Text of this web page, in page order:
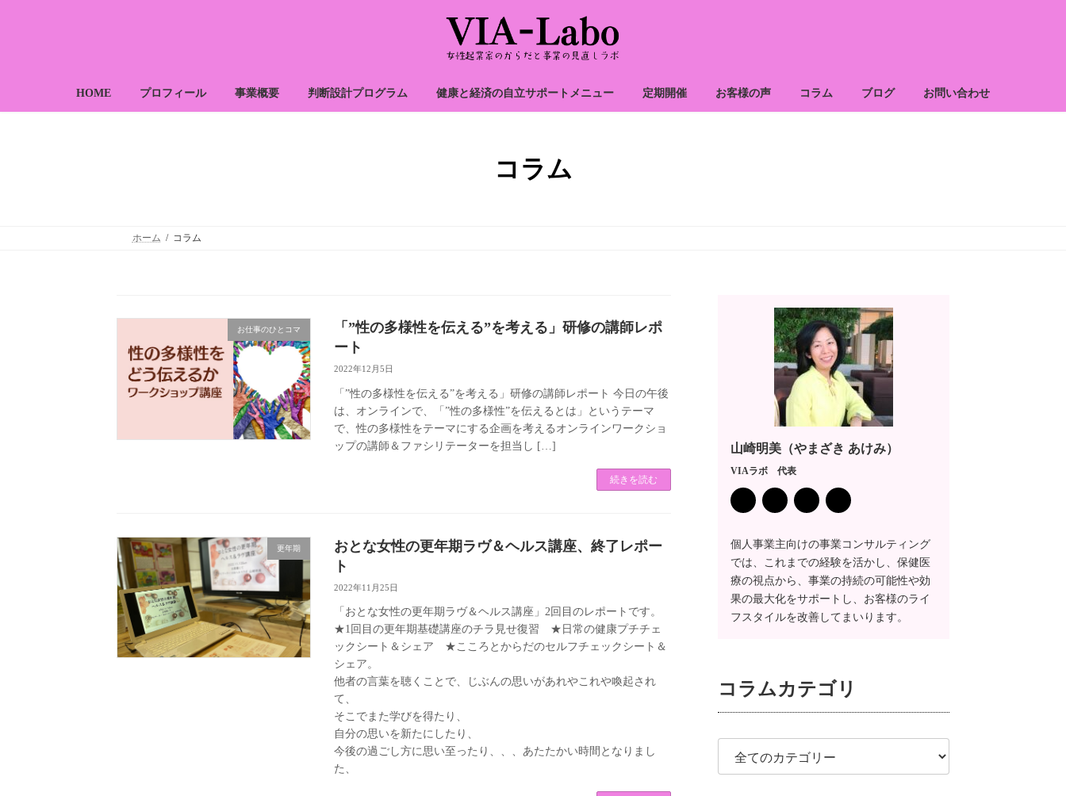
HOME プロフィール 事業概要 判断設計プログラム 健康と経済の自立サポートメニュー 定期開催 お客様の声 コラム ブログ お問い合わせ
コラム
ホーム コラム
お仕事のひとコマ
「”性の多様性を伝える”を考える」研修の講師レポ
ート
2022年12月5日
「”性の多様性を伝える”を考える」研修の講師レポート 今日の午後
は、オンラインで、「”性の多様性”を伝えるとは」というテーマ
で、性の多様性をテーマにする企画を考えるオンラインワークショ
ップの講師＆ファシリテーターを担当し […]
続きを読む
更年期
おとな女性の更年期ラヴ＆ヘルス講座、終了レポー
ト
2022年11月25日
「おとな女性の更年期ラヴ＆ヘルス講座」2回目のレポートです。
★1回目の更年期基礎講座のチラ見せ復習 ★日常の健康プチチェ
ックシート＆シェア ★こころとからだのセルフチェックシート＆
シェア。
他者の言葉を聴くことで、じぶんの思いがあれやこれや喚起され
て、
そこでまた学びを得たり、
自分の思いを新たにしたり、
今後の過ごし方に思い至ったり、、、あたたかい時間となりまし
た、
山崎明美（やまざき あけみ）
VIAラボ 代表
個人事業主向けの事業コンサルティング
では、これまでの経験を活かし、保健医
療の視点から、事業の持続の可能性や効
果の最大化をサポートし、お客様のライ
フスタイルを改善してまいります。
コラムカテゴリ